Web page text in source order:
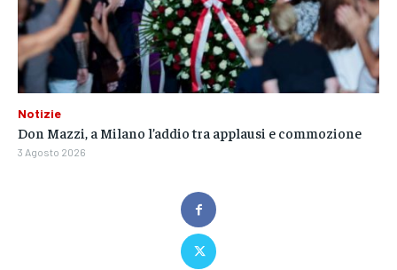
Notizie
Don Mazzi, a Milano l’addio tra applausi e commozione
3 Agosto 2026